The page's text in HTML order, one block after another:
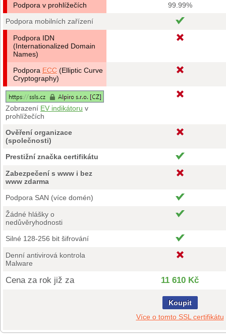
Podpora v prohlížečích
99.99%
Podpora mobilních zařízení
Podpora IDN
(Internationalized Domain
Names)
Podpora ECC (Elliptic Curve
Cryptography)
Zobrazení EV indikátoru v
prohlížečích
Ověření organizace
(společnosti)
Prestižní značka certifikátu
Zabezpečení s www i bez
www zdarma
Podpora SAN (více domén)
Žádné hlášky o
nedůvěryhodnosti
Silné 128-256 bit šifrování
Denní antivirová kontrola
Malware
Cena za rok již za 11 610 Kč
Koupit
Více o tomto SSL certifikátu